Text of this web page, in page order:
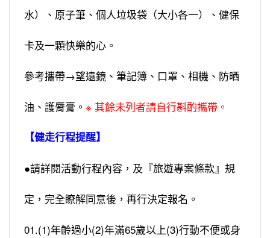
水）、原子筆、個人垃圾袋（大小各一）、健保
卡及一顆快樂的心。
參考攜帶→望遠鏡、筆記簿、口罩、相機、防晒
油、護脣膏。 ※ 其餘未列者請自行斟酌攜帶。
【健走行程提醒】
●請詳閱活動行程內容，及『旅遊專案條款』規
定，完全瞭解同意後，再行決定報名。
01.(1)年齡過小(2)年滿65歲以上(3)行動不便或身